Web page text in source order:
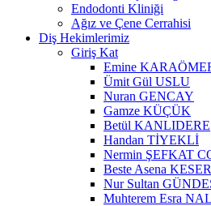
Endodonti Kliniği
Ağız ve Çene Cerrahisi
Diş Hekimlerimiz
Giriş Kat
Emine
Ümit Gül USLU
Nuran GENCAY
Gamze KÜÇÜK
Betül KANLIDERE
Handan TİYEKLİ
Nermin ŞEFKAT
Beste Asena KESER
Nur Sultan
Muhterem Esra